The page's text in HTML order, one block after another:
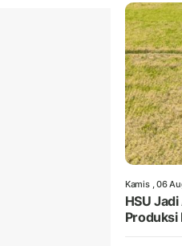
Kamis , 06
HSU
Produksi